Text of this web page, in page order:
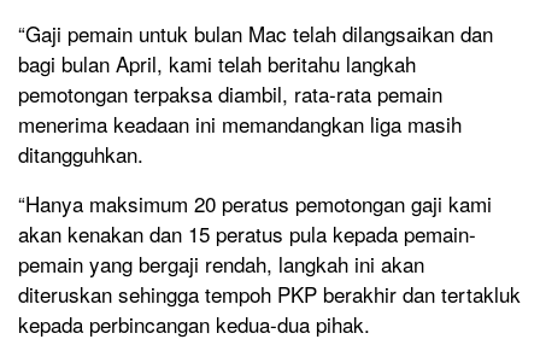
“Gaji pemain untuk bulan Mac telah dilangsaikan dan
bagi bulan April, kami telah beritahu langkah
pemotongan terpaksa diambil, rata-rata pemain
menerima keadaan ini memandangkan liga masih
ditangguhkan.
“Hanya maksimum 20 peratus pemotongan gaji kami
akan kenakan dan 15 peratus pula kepada pemain-
pemain yang bergaji rendah, langkah ini akan
diteruskan sehingga tempoh PKP berakhir dan tertakluk
kepada perbincangan kedua-dua pihak.